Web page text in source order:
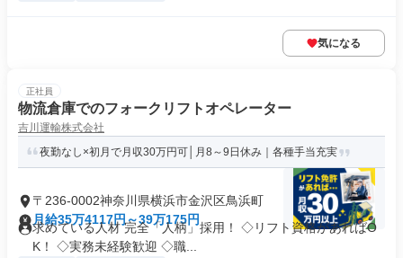
気になる
正社員
物流倉庫でのフォークリフトオペレーター
吉川運輸株式会社
夜勤なし×初月で月収30万円可│月8～9日休み｜各種手当充実
〒236-0002神奈川県横浜市金沢区鳥浜町
月給35万4117円～39万175円
求めている人材 完全「人柄」採用！ ◇リフト資格があればO
K！ ◇実務未経験歓迎 ◇職...